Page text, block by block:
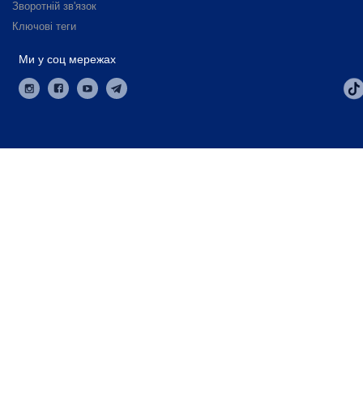
Зворотній зв'язок
Ключові теги
Ми у соц мережах